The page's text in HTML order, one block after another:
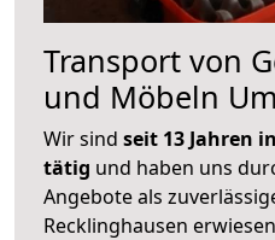
Transport von
und Möbeln
Wir sind seit 13 Jahren
tätig und haben uns
Angebote als
Recklinghausen